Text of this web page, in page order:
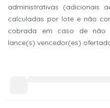
administrativas (adicionais
calculadas por lote e não
cobrada em caso de não
lance(s) vencedor(es)